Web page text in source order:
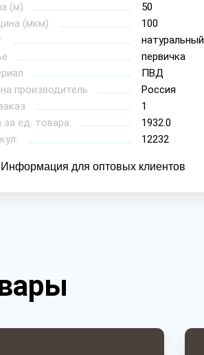
(м)
50
(мкм)
100
натуральный
первичка
ПВД
производитель
Россия
1
за ед. товара:
1932.0
12232
Информация для оптовых клиентов